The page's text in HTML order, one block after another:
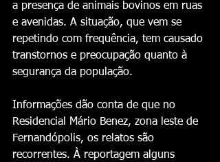
a presença de animais bovinos em ruas
e avenidas. A situação, que vem se
repetindo com frequência, tem causado
transtornos e preocupação quanto à
segurança da população.
Informações dão conta de que no
Residencial Mário Benez, zona leste de
Fernandópolis, os relatos são
recorrentes. À reportagem alguns